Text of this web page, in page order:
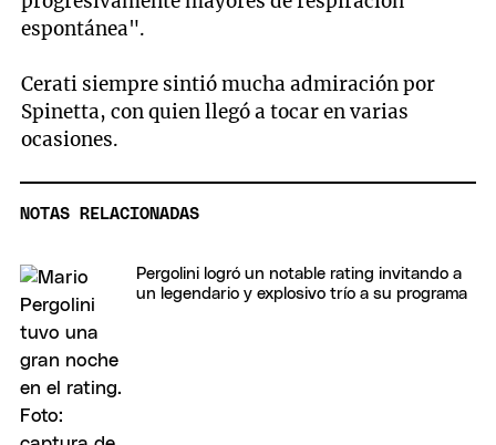
espontánea".
Cerati siempre sintió mucha admiración por
Spinetta, con quien llegó a tocar en varias
ocasiones.
NOTAS RELACIONADAS
Pergolini logró un notable rating invitando a
un legendario y explosivo trío a su programa